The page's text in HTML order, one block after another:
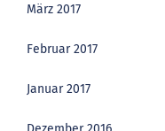
März 2017
Februar 2017
Januar 2017